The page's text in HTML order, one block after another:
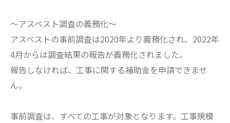
～アスベスト調査の義務化～
アスベストの事前調査は2020年より義務化され、2022年
4月からは調査結果の報告が義務化されました。
報告しなければ、工事に関する補助金を申請できませ
ん。
事前調査は、すべての工事が対象となります。工事規模